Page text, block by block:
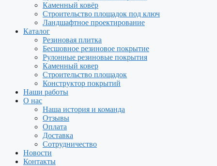
Каменный ковёр
Строительство площадок под ключ
Ландшафтное проектирование
Каталог
Резиновая плитка
Бесшовное резиновое покрытие
Рулонные резиновые покрытия
Каменный ковер
Строительство площадок
Конструктор покрытий
Наши работы
О нас
Наша история и команда
Отзывы
Оплата
Доставка
Сотрудничество
Новости
Контакты